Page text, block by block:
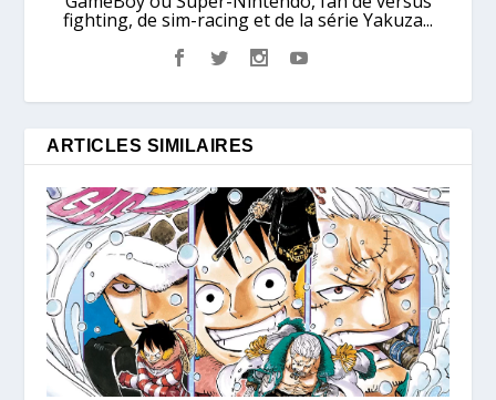
fighting, de sim-racing et de la série Yakuza...
ARTICLES SIMILAIRES